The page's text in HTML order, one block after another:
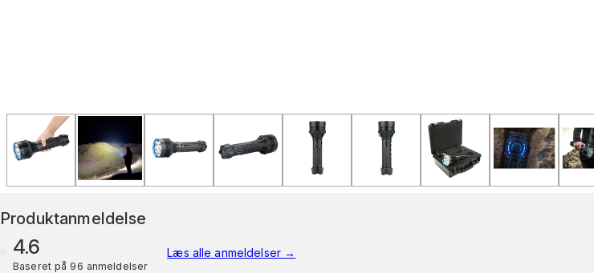
Produktanmeldelse
4.6
Baseret på 96 anmeldelser
Læs alle anmeldelser→